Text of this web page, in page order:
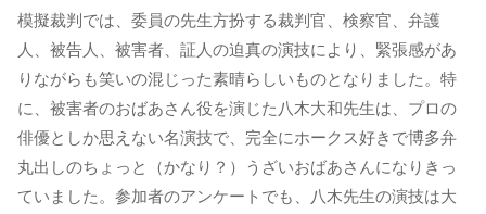
模擬裁判では、委員の先生方扮する裁判官、検察官、弁護
人、被告人、被害者、証人の迫真の演技により、緊張感があ
りながらも笑いの混じった素晴らしいものとなりました。特
に、被害者のおばあさん役を演じた八木大和先生は、プロの
俳優としか思えない名演技で、完全にホークス好きで博多弁
丸出しのちょっと（かなり？）うざいおばあさんになりきっ
ていました。参加者のアンケートでも、八木先生の演技は大